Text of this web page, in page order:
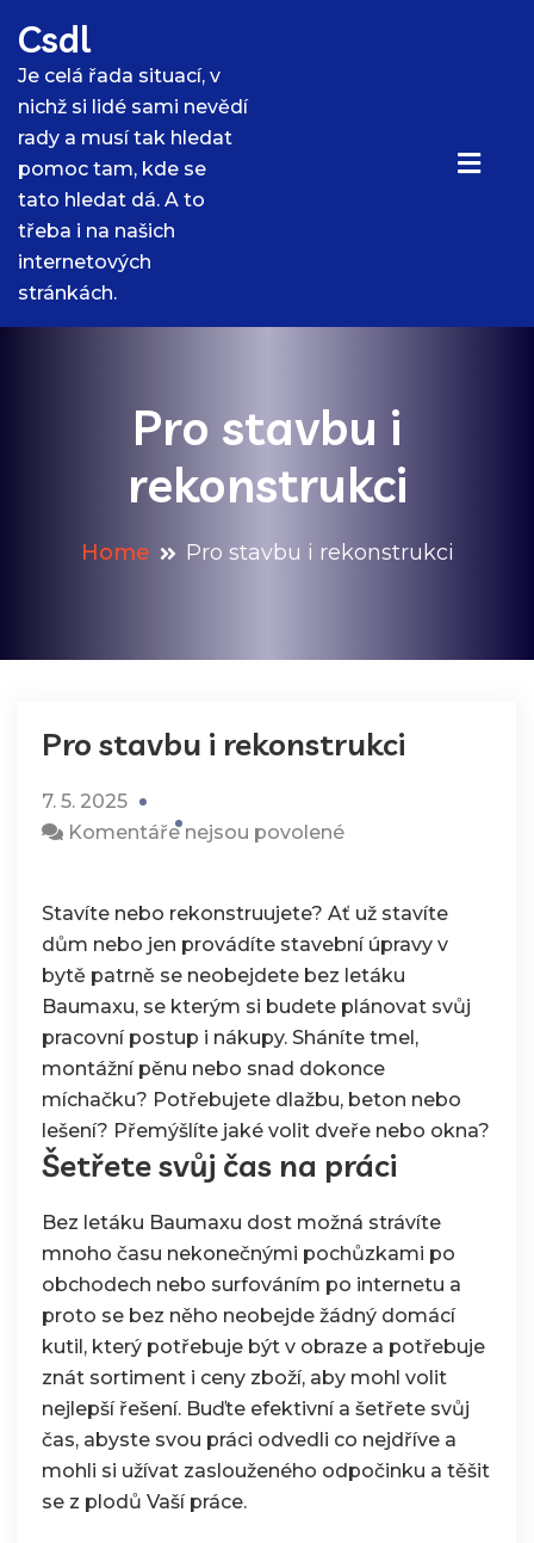
to
content
Csdl
Je celá řada situací, v
nichž si lidé sami nevědí
rady a musí tak hledat
pomoc tam, kde se
tato hledat dá. A to
třeba i na našich
internetových
stránkách.
Pro stavbu i
rekonstrukci
Home Pro stavbu i rekonstrukci
Pro stavbu i rekonstrukci
7. 5. 2025
Komentáře nejsou povolenéu
názvem
Pro
stavbu
i
rekonstrukci
Stavíte nebo rekonstruujete? Ať už stavíte
dům nebo jen provádíte stavební úpravy v
bytě patrně se neobejdete bez letáku
Baumaxu, se kterým si budete plánovat svůj
pracovní postup i nákupy. Sháníte tmel,
montážní pěnu nebo snad dokonce
míchačku? Potřebujete dlažbu, beton nebo
lešení? Přemýšlíte jaké volit dveře nebo okna?
Šetřete svůj čas na práci
Bez letáku Baumaxu dost možná strávíte
mnoho času nekonečnými pochůzkami po
obchodech nebo surfováním po internetu a
proto se bez něho neobejde žádný domácí
kutil, který potřebuje být v obraze a potřebuje
znát sortiment i ceny zboží, aby mohl volit
nejlepší řešení. Buďte efektivní a šetřete svůj
čas, abyste svou práci odvedli co nejdříve a
mohli si užívat zaslouženého odpočinku a těšit
se z plodů Vaší práce.